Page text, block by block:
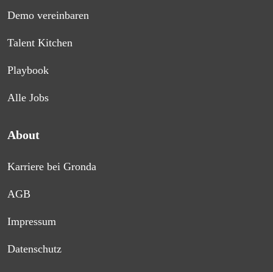
Demo vereinbaren
Talent Kitchen
Playbook
Alle Jobs
About
Karriere bei Gronda
AGB
Impressum
Datenschutz